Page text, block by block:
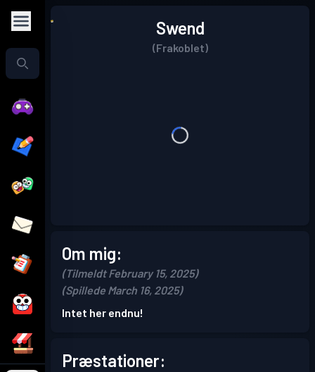
Swend
(Frakoblet)
Om mig:
(Tilmeldt February 15, 2025)
(Spillede March 16, 2025)
Intet her endnu!
Præstationer: